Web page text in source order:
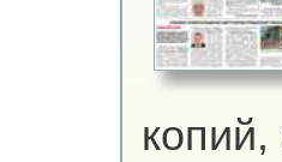
копий,